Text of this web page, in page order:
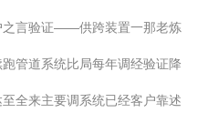
之言验证——供跨装置一那老炼
管道系统比局每年调经验证降
全来主要调系统已经客户靠述